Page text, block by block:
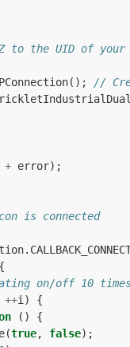
to the UID of
();
//
+ error);
is connected
.
{
on/off 10
++i )
{
()
{
(true, false);